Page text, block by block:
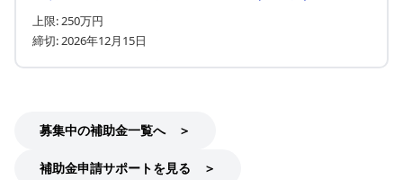
上限: 250万円
締切: 2026年12月15日
募集中の補助金一覧へ ＞
補助金申請サポートを見る ＞